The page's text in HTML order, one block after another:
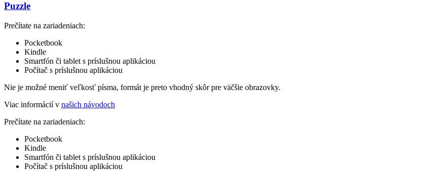
Puzzle
Prečítate na zariadeniach:
Pocketbook
Kindle
Smartfón či tablet s príslušnou aplikáciou
Počítač s príslušnou aplikáciou
Nie je možné meniť veľkosť písma, formát je preto vhodný skôr pre väčšie obrazovky.
Viac informácií v našich návodoch
Prečítate na zariadeniach:
Pocketbook
Kindle
Smartfón či tablet s príslušnou aplikáciou
Počítač s príslušnou aplikáciou